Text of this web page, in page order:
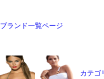
ブランド一覧ページ
カテゴ